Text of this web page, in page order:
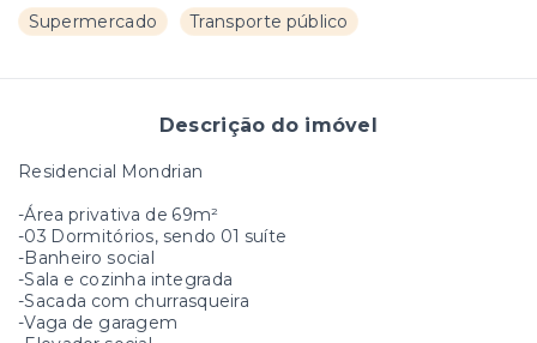
Supermercado
Transporte público
Descrição do imóvel
Residencial Mondrian
-Área privativa de 69m²
-03 Dormitórios, sendo 01 suíte
-Banheiro social
-Sala e cozinha integrada
-Sacada com churrasqueira
-Vaga de garagem